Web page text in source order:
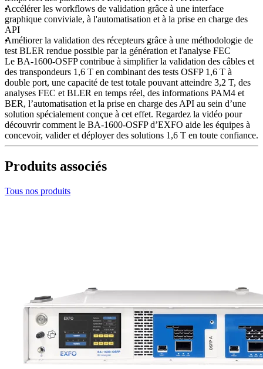
Accélérer les workflows de validation grâce à une interface
graphique conviviale, à l'automatisation et à la prise en charge des
API
Améliorer la validation des récepteurs grâce à une méthodologie de
test BLER rendue possible par la génération et l'analyse FEC
Le BA-1600-OSFP contribue à simplifier la validation des câbles et
des transpondeurs 1,6 T en combinant des tests OSFP 1,6 T à
double port, une capacité de test totale pouvant atteindre 3,2 T, des
analyses FEC et BLER en temps réel, des informations PAM4 et
BER, l’automatisation et la prise en charge des API au sein d’une
solution spécialement conçue à cet effet. Regardez la vidéo pour
découvrir comment le BA-1600-OSFP d’EXFO aide les équipes à
concevoir, valider et déployer des solutions 1,6 T en toute confiance.
Produits associés
Tous nos produits